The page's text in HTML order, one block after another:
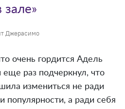
Джерасимо
зале»
очень гордится Адель
еще раз подчеркнул, что
измениться не ради
популярности, а ради себя